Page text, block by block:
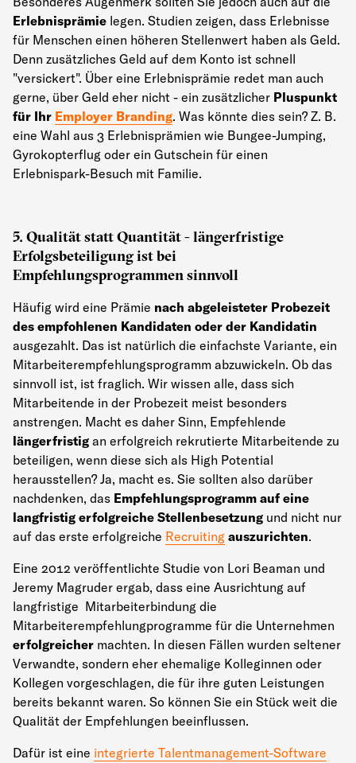
Erlebnisprämie legen. Studien zeigen, dass Erlebnisse
für Menschen einen höheren Stellenwert haben als Geld.
Denn zusätzliches Geld auf dem Konto ist schnell
"versickert". Über eine Erlebnisprämie redet man auch
gerne, über Geld eher nicht - ein zusätzlicher Pluspunkt
für Ihr Employer Branding. Was könnte dies sein? Z. B.
eine Wahl aus 3 Erlebnisprämien wie Bungee-Jumping,
Gyrokopterflug oder ein Gutschein für einen
Erlebnispark-Besuch mit Familie.
5. Qualität statt Quantität - längerfristige
Erfolgsbeteiligung ist bei
Empfehlungsprogrammen sinnvoll
Häufig wird eine Prämie nach abgeleisteter Probezeit
des empfohlenen Kandidaten oder der Kandidatin
ausgezahlt. Das ist natürlich die einfachste Variante, ein
Mitarbeiterempfehlungsprogramm abzuwickeln. Ob das
sinnvoll ist, ist fraglich. Wir wissen alle, dass sich
Mitarbeitende in der Probezeit meist besonders
anstrengen. Macht es daher Sinn, Empfehlende
längerfristig an erfolgreich rekrutierte Mitarbeitende zu
beteiligen, wenn diese sich als High Potential
herausstellen? Ja, macht es. Sie sollten also darüber
nachdenken, das Empfehlungsprogramm auf eine
langfristig erfolgreiche Stellenbesetzung und nicht nur
auf das erste erfolgreiche Recruiting auszurichten.
Eine 2012 veröffentlichte Studie von Lori Beaman und
Jeremy Magruder ergab, dass eine Ausrichtung auf
langfristige Mitarbeiterbindung die
Mitarbeiterempfehlungprogramme für die Unternehmen
erfolgreicher machten. In diesen Fällen wurden seltener
Verwandte, sondern eher ehemalige Kolleginnen oder
Kollegen vorgeschlagen, die für ihre guten Leistungen
bereits bekannt waren. So können Sie ein Stück weit die
Qualität der Empfehlungen beeinflussen.
Dafür ist eine integrierte Talentmanagement-Software